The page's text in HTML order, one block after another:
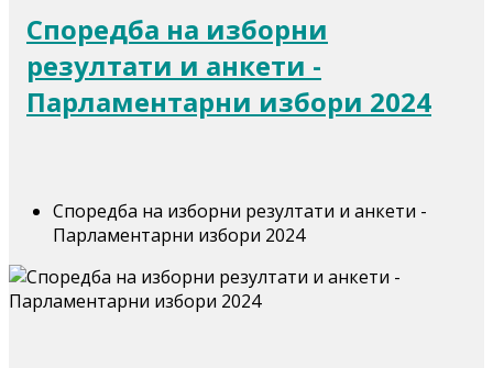
Споредба на изборни
резултати и анкети -
Парламентарни избори 2024
Споредба на изборни резултати и анкети -
Парламентарни избори 2024